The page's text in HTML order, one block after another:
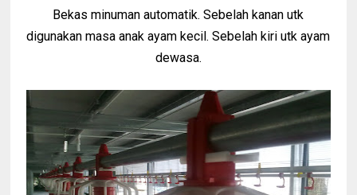
Bekas minuman automatik. Sebelah kanan utk
digunakan masa anak ayam kecil. Sebelah kiri utk ayam
dewasa.